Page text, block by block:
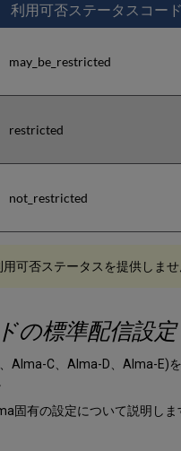
利用可否ステータスコード
may_be_restricted
restricted
not_restricted
可否ステータスを提供しませ
の標準配信設定
Alma-C、Alma-D、Alma-E)
固有の設定について説明しま